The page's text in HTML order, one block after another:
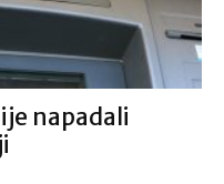
napadali